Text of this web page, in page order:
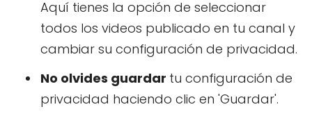
Aquí tienes la opción de seleccionar
todos los videos publicado en tu canal y
cambiar su configuración de privacidad.
No olvides guardar tu configuración de
privacidad haciendo clic en 'Guardar'.